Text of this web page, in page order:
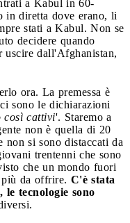
a Kabul in 60-
in diretta dove erano, li
stati a Kabul. Non se
decidere quando
uscire dall'Afghanistan,
ora. La premessa è
sono le dichiarazioni
così cattivi'. Staremo a
non è quella di 20
si sono distaccati da
trentenni che sono
che un mondo fuori
da offrire. C'è stata
tecnologie sono